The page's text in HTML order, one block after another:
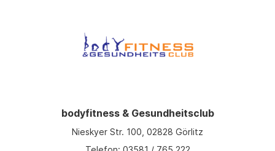
bodyfitness & Gesundheitsclub
Nieskyer Str. 100, 02828 Görlitz